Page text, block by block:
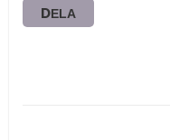
DELA